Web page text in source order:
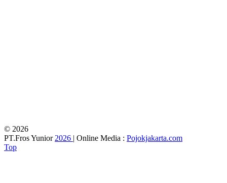
© 2026
PT.Fros Yunior 2026 | Online Media : Pojokjakarta.com
Top